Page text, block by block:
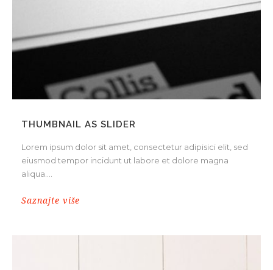
THUMBNAIL AS SLIDER
Lorem ipsum dolor sit amet, consectetur adipisici elit, sed
eiusmod tempor incidunt ut labore et dolore magna
aliqua....
Saznajte više